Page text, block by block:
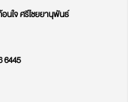
นใจ ศรีไชยยานุพันธ์
6445